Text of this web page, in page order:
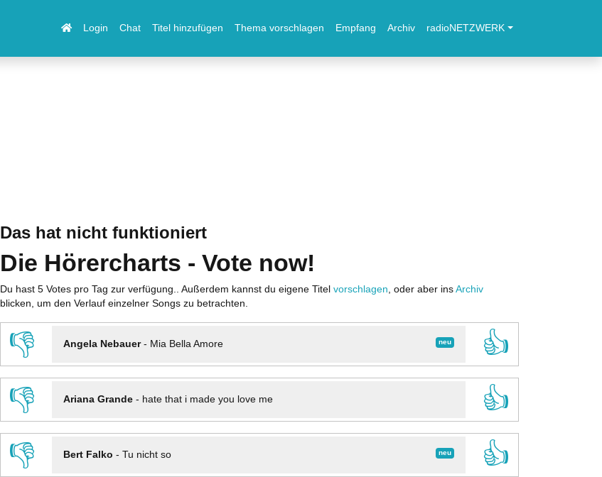
Login Chat Titel hinzufügen Thema vorschlagen Empfang Archiv radioNETZWERK
Das hat nicht funktioniert
Die Hörercharts - Vote now!
Du hast 5 Votes pro Tag zur verfügung.. Außerdem kannst du eigene Titel vorschlagen , oder aber ins Archiv
blicken, um den Verlauf einzelner Songs zu betrachten.
👎 neu
Angela Nebauer- Mia Bella Amore
👍
👎
Ariana Grande- hate that i made you love me
👍
👎
neu
Bert Falko - Tu nicht so
👍